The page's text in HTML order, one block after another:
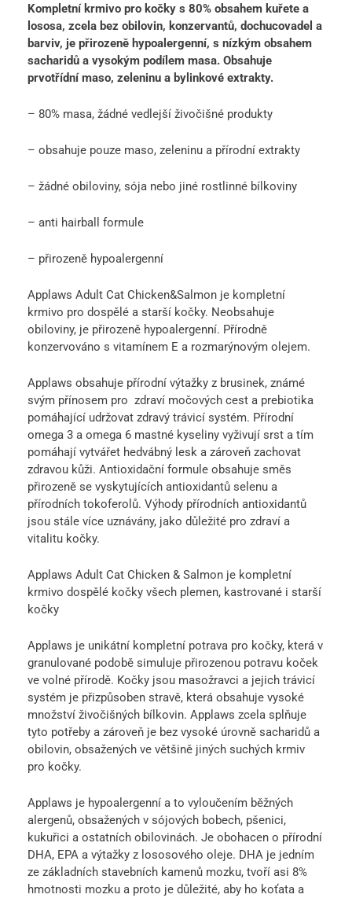
Kompletní krmivo pro kočky s 80% obsahem kuřete a
lososa, zcela bez obilovin, konzervantů, dochucovadel a
barviv, je přirozeně hypoalergenní, s nízkým obsahem
sacharidů a vysokým podílem masa. Obsahuje
prvotřídní maso, zeleninu a bylinkové extrakty.
– 80% masa, žádné vedlejší živočišné produkty
– obsahuje pouze maso, zeleninu a přírodní extrakty
– žádné obiloviny, sója nebo jiné rostlinné bílkoviny
– anti hairball formule
– přirozeně hypoalergenní
Applaws Adult Cat Chicken&Salmon je kompletní
krmivo pro dospělé a starší kočky. Neobsahuje
obiloviny, je přirozeně hypoalergenní. Přírodně
konzervováno s vitamínem E a rozmarýnovým olejem.
Applaws obsahuje přírodní výtažky z brusinek, známé
svým přínosem pro zdraví močových cest a prebiotika
pomáhající udržovat zdravý trávicí systém. Přírodní
omega 3 a omega 6 mastné kyseliny vyživují srst a tím
pomáhají vytvářet hedvábný lesk a zároveň zachovat
zdravou kůži. Antioxidační formule obsahuje směs
přirozeně se vyskytujících antioxidantů selenu a
přírodních tokoferolů. Výhody přírodních antioxidantů
jsou stále více uznávány, jako důležité pro zdraví a
vitalitu kočky.
Applaws Adult Cat Chicken & Salmon je kompletní
krmivo dospělé kočky všech plemen, kastrované i starší
kočky
Applaws je unikátní kompletní potrava pro kočky, která v
granulované podobě simuluje přirozenou potravu koček
ve volné přírodě. Kočky jsou masožravci a jejich trávicí
systém je přizpůsoben stravě, která obsahuje vysoké
množství živočišných bílkovin. Applaws zcela splňuje
tyto potřeby a zároveň je bez vysoké úrovně sacharidů a
obilovin, obsažených ve většině jiných suchých krmiv
pro kočky.
Applaws je hypoalergenní a to vyloučením běžných
alergenů, obsažených v sójových bobech, pšenici,
kukuřici a ostatních obilovinách. Je obohacen o přírodní
DHA, EPA a výtažky z lososového oleje. DHA je jedním
ze základních stavebních kamenů mozku, tvoří asi 8%
hmotnosti mozku a proto je důležité, aby ho koťata a